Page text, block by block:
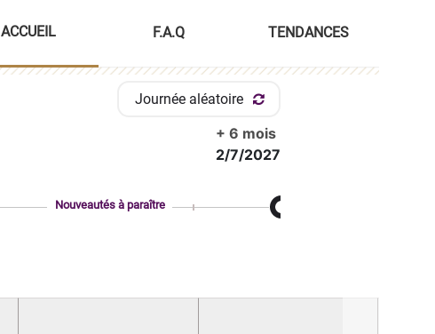
ACCUEIL F.A.Q TENDANCES
Journée aléatoire
+ 6 mois
2/7/2027
Nouveautés à paraître